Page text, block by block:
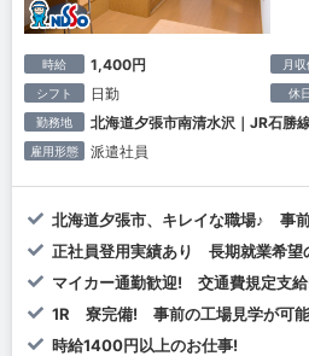
時給 1,400円 月収
シフト 日勤 休
勤務地 北海道夕張市南清水沢｜JR石勝
雇用形態 派遣社員
北海道夕張市、キレイな職場♪ 事
正社員登用実績あり 長期就業希望
マイカー通勤歓迎! 交通費規定支
1R 寮完備! 事前の工場見学が可
時給1400円以上のお仕事!